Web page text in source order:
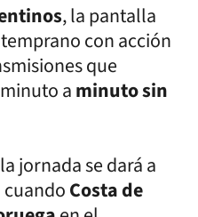
, la pantalla
con acción
que
aminuto sin
jornada se dará a
Costa de